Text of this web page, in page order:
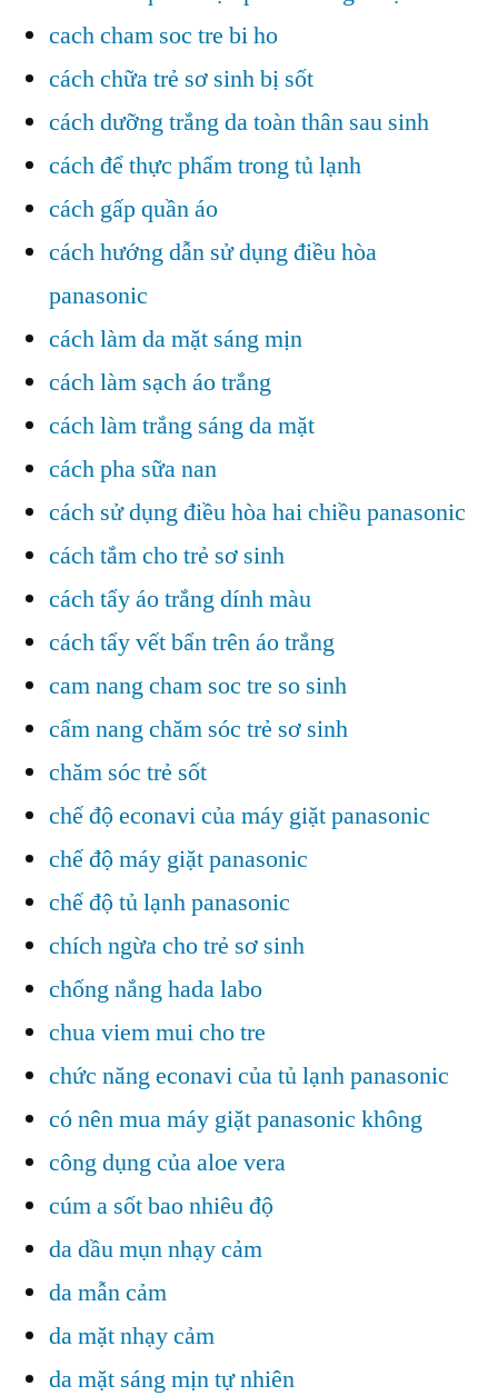
cach cham soc tre bi ho
cách chữa trẻ sơ sinh bị sốt
cách dưỡng trắng da toàn thân sau sinh
cách để thực phẩm trong tủ lạnh
cách gấp quần áo
cách hướng dẫn sử dụng điều hòa
panasonic
cách làm da mặt sáng mịn
cách làm sạch áo trắng
cách làm trắng sáng da mặt
cách pha sữa nan
cách sử dụng điều hòa hai chiều panasonic
cách tắm cho trẻ sơ sinh
cách tẩy áo trắng dính màu
cách tẩy vết bẩn trên áo trắng
cam nang cham soc tre so sinh
cẩm nang chăm sóc trẻ sơ sinh
chăm sóc trẻ sốt
chế độ econavi của máy giặt panasonic
chế độ máy giặt panasonic
chế độ tủ lạnh panasonic
chích ngừa cho trẻ sơ sinh
chống nắng hada labo
chua viem mui cho tre
chức năng econavi của tủ lạnh panasonic
có nên mua máy giặt panasonic không
công dụng của aloe vera
cúm a sốt bao nhiêu độ
da dầu mụn nhạy cảm
da mẫn cảm
da mặt nhạy cảm
da mặt sáng mịn tự nhiên